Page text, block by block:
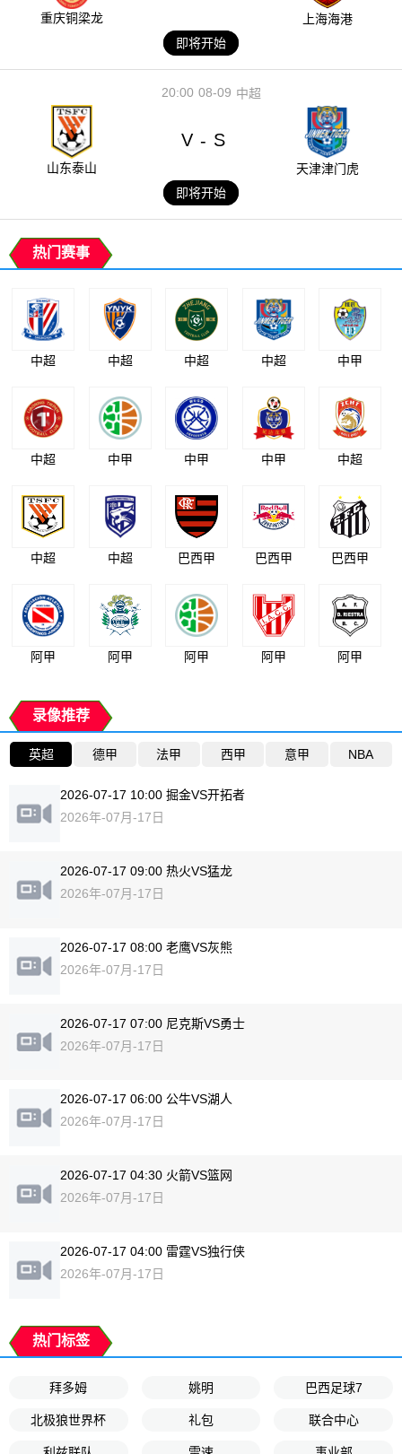
重庆铜梁龙
上海海港
即将开始
08-09
20:00 中超
山东泰山
V - S
天津津门虎
即将开始
热门赛事
中超 中超 中超 中超 中甲
中超 中甲 中甲 中甲 中超
中超 中超 巴西甲 巴西甲 巴西甲
阿甲 阿甲 阿甲 阿甲 阿甲
录像推荐
英超 德甲 法甲 西甲 意甲 NBA
2026-07-17 10:00 掘金VS开拓者
2026年-07月-17日
2026-07-17 09:00 热火VS猛龙
2026年-07月-17日
2026-07-17 08:00 老鹰VS灰熊
2026年-07月-17日
2026-07-17 07:00 尼克斯VS勇士
2026年-07月-17日
2026-07-17 06:00 公牛VS湖人
2026年-07月-17日
2026-07-17 04:30 火箭VS篮网
2026年-07月-17日
2026-07-17 04:00 雷霆VS独行侠
2026年-07月-17日
热门标签
拜多姆 姚明 巴西足球7
北极狼世界杯 礼包 联合中心